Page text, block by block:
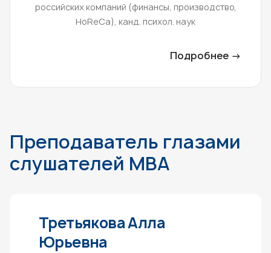
российских компаний (финансы, производство,
HoReCa), канд. психол. наук
Подробнее →
Преподаватель глазами
слушателей MBA
Третьякова Алла
Юрьевна